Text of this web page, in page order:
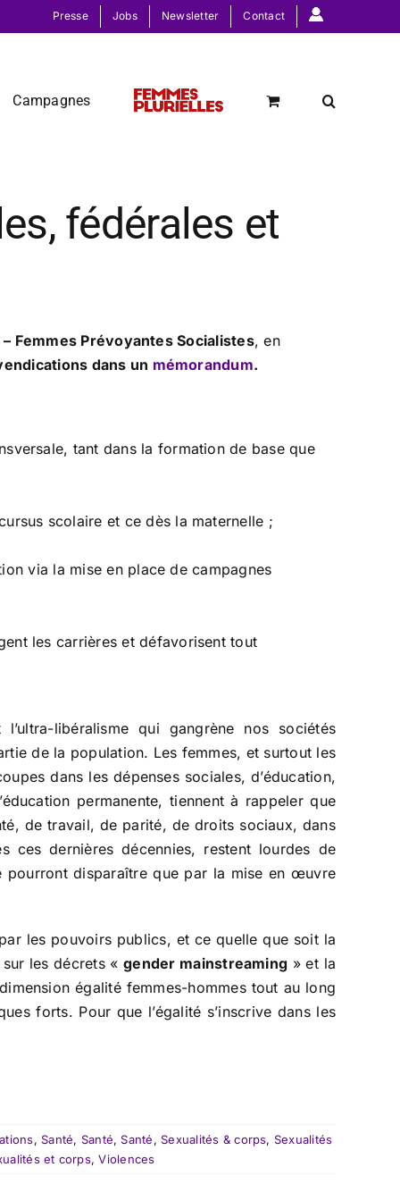
Presse Jobs Newsletter Contact
Campagnes
fédérales et
– Femmes Prévoyantes Socialistes, en
dans un mémorandum.
tant dans la formation de base que
scolaire et ce dès la maternelle ;
via la mise en place de campagnes
les carrières et défavorisent tout
libéralisme qui gangrène nos sociétés
de la population. Les femmes, et surtout les
dans les dépenses sociales, d’éducation,
permanente, tiennent à rappeler que
de travail, de parité, de droits sociaux, dans
dernières décennies, restent lourdes de
pourront disparaître que par la mise en œuvre
les pouvoirs publics, et ce quelle que soit la
sur les décrets «gender mainstreaming » et la
égalité femmes-hommes tout au long
forts. Pour que l’égalité s’inscrive dans les
,Santé, Santé,Santé,Sexualités & corps, Sexualités
et corps,Violences